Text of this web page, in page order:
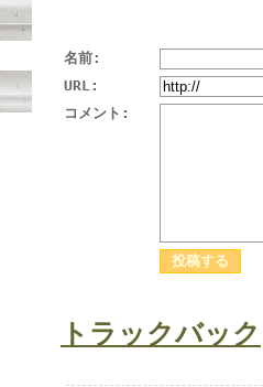
名前:
URL:
コメント:
トラックバック